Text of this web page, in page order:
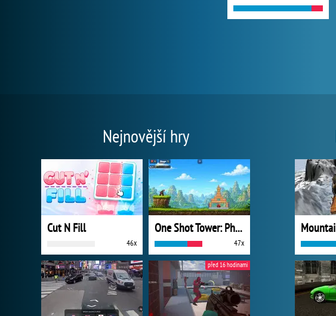
Nejnovější hry
Cut N Fill
46x
One Shot Tower: Physics Destroyer
47x
před 16 hodinami